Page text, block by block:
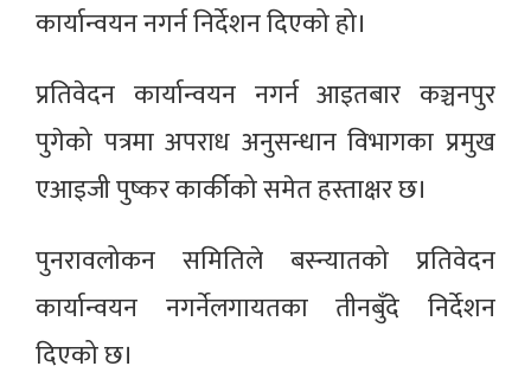
कार्यान्वयन नगर्न निर्देशन दिएको हो।
प्रतिवेदन कार्यान्वयन नगर्न आइतबार कञ्चनपुर
पुगेको पत्रमा अपराध अनुसन्धान विभागका प्रमुख
एआइजी पुष्कर कार्कीको समेत हस्ताक्षर छ।
पुनरावलोकन समितिले बस्न्यातको प्रतिवेदन
कार्यान्वयन नगर्नेलगायतका तीनबुँदे निर्देशन
दिएको छ।